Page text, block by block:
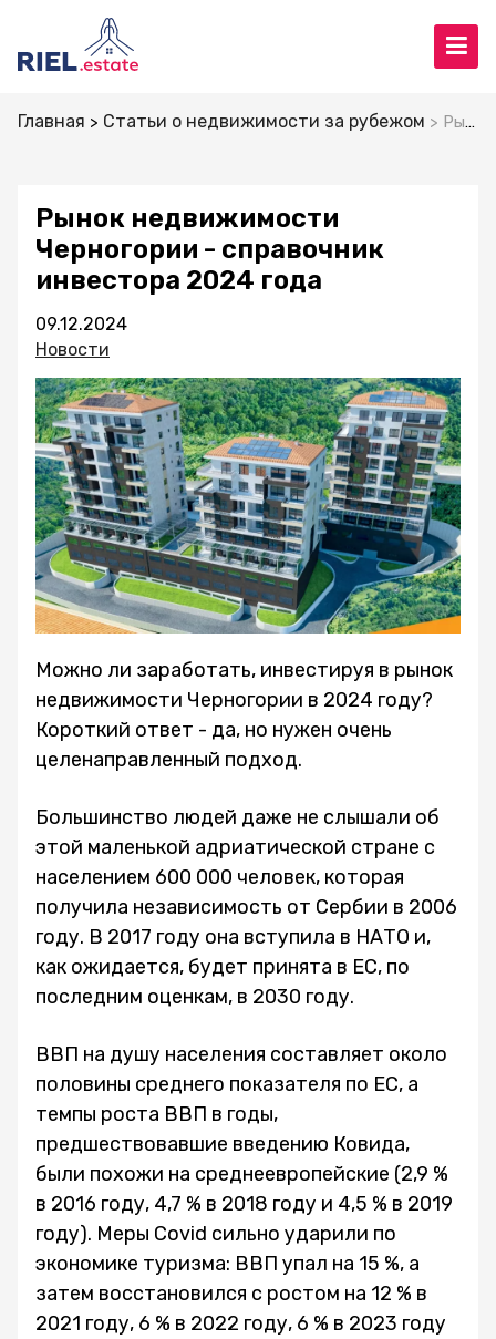
Главная Статьи о недвижимости за рубежом Рынок недвижимости Черногории - справочник инвестора 2024 года
Рынок недвижимости
Черногории - справочник
инвестора 2024 года
09.12.2024
Новости
Можно ли заработать, инвестируя в рынок
недвижимости Черногории в 2024 году?
Короткий ответ - да, но нужен очень
целенаправленный подход.
Большинство людей даже не слышали об
этой маленькой адриатической стране с
населением 600 000 человек, которая
получила независимость от Сербии в 2006
году. В 2017 году она вступила в НАТО и,
как ожидается, будет принята в ЕС, по
последним оценкам, в 2030 году.
ВВП на душу населения составляет около
половины среднего показателя по ЕС, а
темпы роста ВВП в годы,
предшествовавшие введению Ковида,
были похожи на среднеевропейские (2,9 %
в 2016 году, 4,7 % в 2018 году и 4,5 % в 2019
году). Меры Covid сильно ударили по
экономике туризма: ВВП упал на 15 %, а
затем восстановился с ростом на 12 % в
2021 году, 6 % в 2022 году, 6 % в 2023 году